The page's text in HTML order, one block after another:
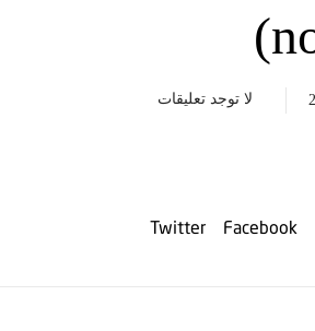
لا توجد تعليقات
Facebook
Twitter